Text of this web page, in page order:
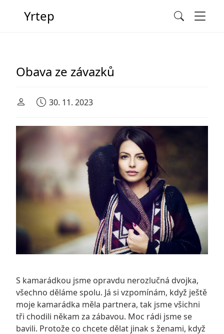
Main Navigation
Yrtep Search
Obava ze závazků
30. 11. 2023
S kamarádkou jsme opravdu nerozlučná dvojka,
všechno děláme spolu. Já si vzpomínám, když ještě
moje kamarádka měla partnera, tak jsme všichni
tři chodili někam za zábavou. Moc rádi jsme se
bavili. Protože co chcete dělat jinak s ženami, když